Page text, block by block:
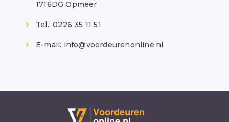
1716DG Opmeer
Tel.: 0226 35 11 51
E-mail: info@voordeurenonline.nl